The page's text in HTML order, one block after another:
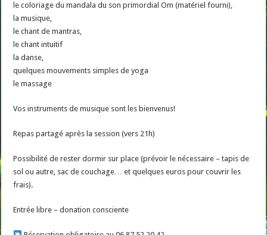
le coloriage du mandala du son primordial Om (matériel fourni),
la musique,
le chant de mantras,
le chant intuitif
la danse,
quelques mouvements simples de yoga
le massage
Vos instruments de musique sont les bienvenus!
Repas partagé après la session (vers 21h)
Possibilité de rester dormir sur place (prévoir le nécessaire – tapis de
sol ou autre, sac de couchage… et quelques euros pour couvrir les
frais).
Entrée libre – donation consciente